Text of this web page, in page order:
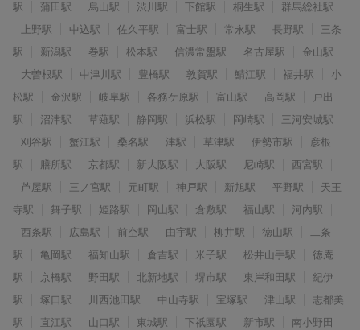
駅
蒲田駅 烏山駅 渋川駅 下館駅 桐生駅
群馬総社駅
上野駅
中込駅 佐久平駅 富士駅 常永駅 長野駅
三条
駅
新潟駅 巻駅 松本駅 信濃常盤駅 名古屋駅
金山駅
大曽根駅
中津川駅 豊橋駅 敦賀駅 鯖江駅 福井駅
小
松駅
金沢駅 岐阜駅 各務ケ原駅 富山駅 高岡駅
戸出
駅
沼津駅 草薙駅 静岡駅 浜松駅 岡崎駅
三河安城駅
刈谷駅
蟹江駅 桑名駅 津駅 草津駅 伊勢市駅
彦根
駅
膳所駅 京都駅 新大阪駅 大阪駅 尼崎駅
西宮駅
芦屋駅
三ノ宮駅 元町駅 神戸駅 新旭駅 平野駅
天王
寺駅
舞子駅 姫路駅 岡山駅 倉敷駅 福山駅
河内駅
西条駅
広島駅 前空駅 由宇駅 柳井駅 徳山駅
二条
駅
亀岡駅 福知山駅 倉吉駅 米子駅 松井山手駅
徳庵
駅
京橋駅 野田駅 北新地駅 堺市駅 東岸和田駅
紀伊
駅
塚口駅 川西池田駅 中山寺駅 宝塚駅 津山駅
志都美
駅
直江駅 山口駅 東城駅 下祇園駅 新市駅
南小野田